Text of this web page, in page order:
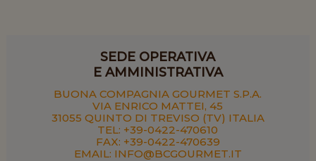
SEDE OPERATIVA
E AMMINISTRATIVA
BUONA COMPAGNIA GOURMET S.P.A.
VIA ENRICO MATTEI, 45
31055 QUINTO DI TREVISO (TV) ITALIA
TEL: +39-0422-470610
FAX: +39-0422-470639
EMAIL: INFO@BCGOURMET.IT